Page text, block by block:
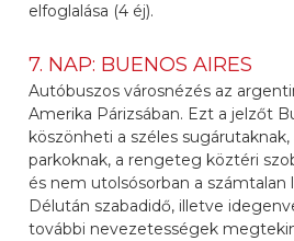
elfoglalása (4 éj).
7. NAP: BUENOS AIRES
Autóbuszos városnézés az
Amerika Párizsában. Ezt a jelzőt
köszönheti a széles
parkoknak, a rengeteg köztéri
és nem utolsósorban a számtalan
Délután szabadidő, illetve
további nevezetességek